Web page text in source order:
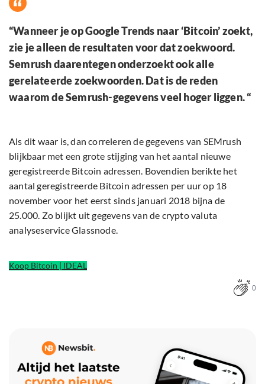
“Wanneer je op Google Trends naar ‘Bitcoin’ zoekt,
zie je alleen de resultaten voor dat zoekwoord.
Semrush daarentegen onderzoekt ook alle
gerelateerde zoekwoorden. Dat is de reden
waarom de Semrush-gegevens veel hoger liggen. “
Als dit waar is, dan correleren de gegevens van SEMrush
blijkbaar met een grote stijging van het aantal nieuwe
geregistreerde Bitcoin adressen. Bovendien berikte het
aantal geregistreerde Bitcoin adressen per uur op 18
november voor het eerst sinds januari 2018 bijna de
25.000. Zo blijkt uit gegevens van de crypto valuta
analyseservice Glassnode.
Koop Bitcoin | IDEAL
0